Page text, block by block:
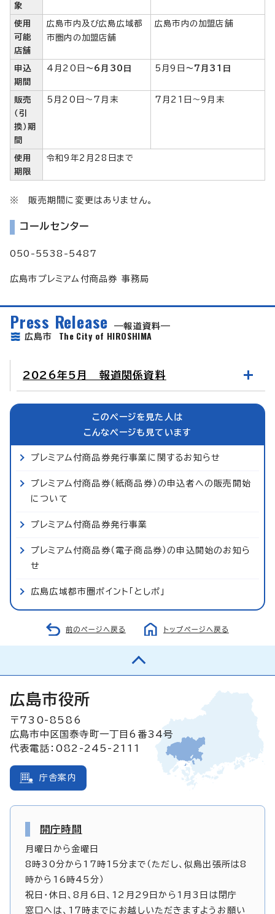
象
使用
可能
店舗
広島市内及び広島広域都
市圏内の加盟店舗
広島市内の加盟店舗
申込
期間
4月20日 ～6月30日 5月9日 ～7月31日
販売
（引
換）期
間
5月20日～7月末 7月21日～9月末
使用
期限
令和9年2月28日まで
※ 販売期間に変更はありません。
コールセンター
050-5538-5487
広島市プレミアム付商品券 事務局
Press Release
報道資料
広島市 The City of HIROSHIMA
2026年5月 報道関係資料
このページを見た人は
こんなページも見ています
プレミアム付商品券発行事業に関するお知らせ
プレミアム付商品券（紙商品券）の申込者への販売開始
について
プレミアム付商品券発行事業
プレミアム付商品券（電子商品券）の申込開始のお知ら
せ
広島広域都市圏ポイント「としポ」
前のページへ戻る トップページへ戻る
広島市役所
〒730-8586
広島市中区国泰寺町一丁目6番34号
代表電話：082-245-2111
庁舎案内
開庁時間
月曜日から金曜日
8時30分から17時15分まで（ただし、似島出張所は8
時から16時45分）
祝日・休日、8月6日、12月29日から1月3日は閉庁
窓口へは、17時までにお越しいただきますようお願い